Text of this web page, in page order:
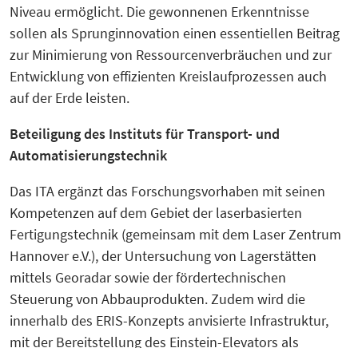
Niveau ermöglicht. Die gewonnenen Erkenntnisse
sollen als Sprunginnovation einen essentiellen Beitrag
zur Minimierung von Ressourcenverbräuchen und zur
Entwicklung von effizienten Kreislaufprozessen auch
auf der Erde leisten.
Beteiligung des Instituts für Transport- und
Automatisierungstechnik
Das ITA ergänzt das Forschungsvorhaben mit seinen
Kompetenzen auf dem Gebiet der laserbasierten
Fertigungstechnik (gemeinsam mit dem Laser Zentrum
Hannover e.V.), der Untersuchung von Lagerstätten
mittels Georadar sowie der fördertechnischen
Steuerung von Abbauprodukten. Zudem wird die
innerhalb des ERIS-Konzepts anvisierte Infrastruktur,
mit der Bereitstellung des Einstein-Elevators als